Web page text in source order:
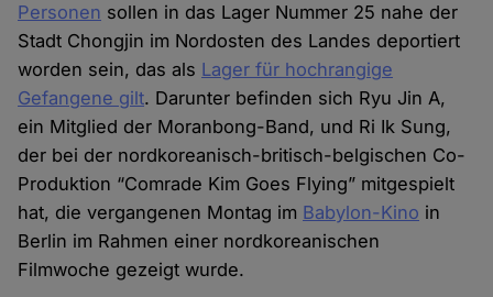
Personen sollen in das Lager Nummer 25 nahe der
Stadt Chongjin im Nordosten des Landes deportiert
worden sein, das als Lager für hochrangige
Gefangene gilt. Darunter befinden sich Ryu Jin A,
ein Mitglied der Moranbong-Band, und Ri Ik Sung,
der bei der nordkoreanisch-britisch-belgischen Co-
Produktion “Comrade Kim Goes Flying” mitgespielt
hat, die vergangenen Montag im Babylon-Kino in
Berlin im Rahmen einer nordkoreanischen
Filmwoche gezeigt wurde.